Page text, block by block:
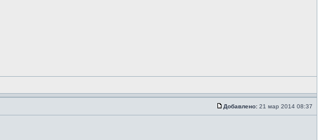
Добавлено: 21 мар 2014 08:37